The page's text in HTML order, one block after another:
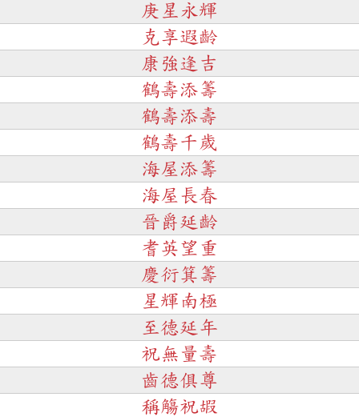
庚星永輝
克享遐齡
康強逢吉
鶴壽添籌
鶴壽添壽
鶴壽千歲
海屋添籌
海屋長春
晉爵延齡
耆英望重
慶衍箕籌
星輝南極
至德延年
祝無量壽
齒德俱尊
稱觴祝嘏